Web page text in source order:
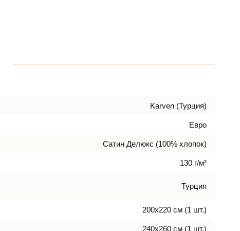
Karven (Турция)
Евро
Сатин Делюкс (100% хлопок)
130 г/м²
Турция
200х220 см (1 шт.)
240х260 см (1 шт.)